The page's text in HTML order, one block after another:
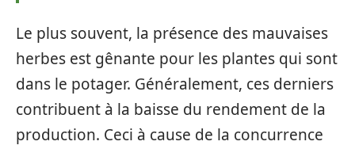
Le plus souvent, la présence des mauvaises
herbes est gênante pour les plantes qui sont
dans le potager. Généralement, ces derniers
contribuent à la baisse du rendement de la
production. Ceci à cause de la concurrence